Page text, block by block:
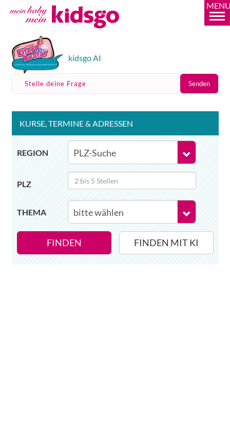
kidsgo AI
Stelle deine Frage Senden
KURSE, TERMINE& ADRESSEN
REGION
PLZ
THEMA
FINDEN FINDEN MIT KI